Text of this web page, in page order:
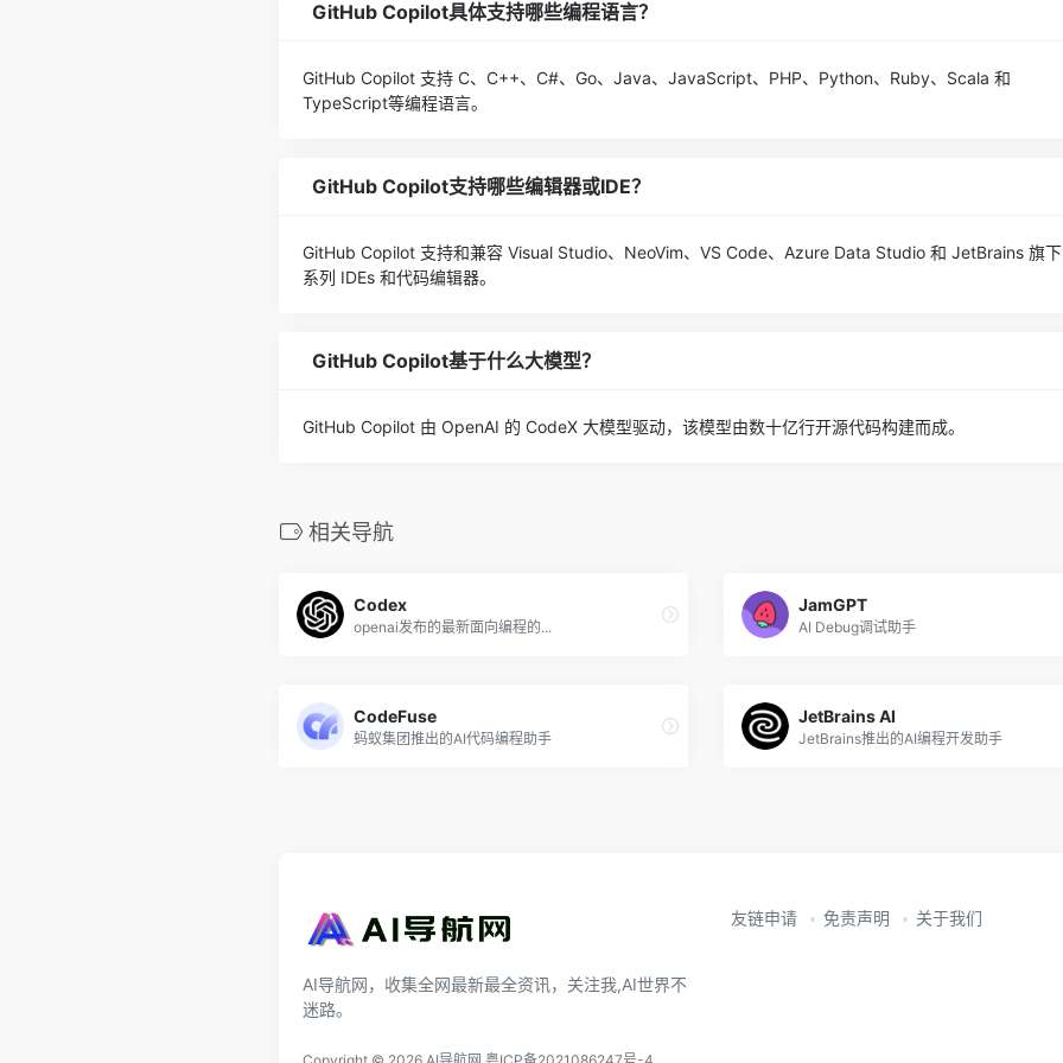
GitHub Copilot具体支持哪些编程语言？
GitHub Copilot 支持 C、C++、C#、Go、Java、JavaScript、PHP、Python、Ruby、Scala 和
TypeScript等编程语言。
GitHub Copilot支持哪些编辑器或IDE？
GitHub Copilot 支持和兼容 Visual Studio、NeoVim、VS Code、Azure Data Studio 和 JetBrains 旗
系列 IDEs 和代码编辑器。
GitHub Copilot基于什么大模型？
GitHub Copilot 由 OpenAI 的 CodeX 大模型驱动，该模型由数十亿行开源代码构建而成。
相关导航
Codex
openai发布的最新面向编程的...
JamGPT
AI Debug调试助手
CodeFuse
蚂蚁集团推出的AI代码编程助手
JetBrains AI
JetBrains推出的AI编程开发助手
AI导航网，收集全网最新最全资讯，关注我,AI世界不
迷路。
友链申请 免责声明 关于我们